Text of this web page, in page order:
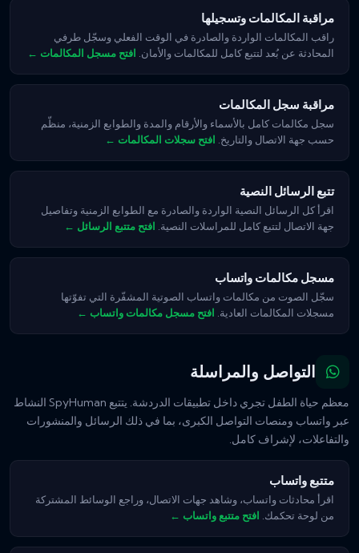
مراقبة المكالمات وتسجيلها
راقب المكالمات الواردة والصادرة في الوقت الفعلي وسجّل طرفي
المحادثة عن بُعد لتتبع كامل للمكالمات والأمان. افتح مسجل المكالمات ←
مراقبة سجل المكالمات
سجل مكالمات كامل بالأسماء والأرقام والمدة والطوابع الزمنية، منظّم
حسب جهة الاتصال والتاريخ. افتح سجلات المكالمات ←
تتبع الرسائل النصية
اقرأ كل الرسائل النصية الواردة والصادرة مع الطوابع الزمنية وتفاصيل
جهة الاتصال لتتبع كامل للمراسلات النصية. افتح متتبع الرسائل ←
مسجل مكالمات واتساب
سجّل الصوت من مكالمات واتساب الصوتية المشفّرة التي تفوّتها
مسجلات المكالمات العادية. افتح مسجل مكالمات واتساب ←
التواصل والمراسلة
معظم حياة الطفل تجري داخل تطبيقات الدردشة. يتتبع SpyHuman النشاط
عبر واتساب ومنصات التواصل الكبرى، بما في ذلك الرسائل والمنشورات
والتفاعلات، لإشراف كامل.
متتبع واتساب
اقرأ محادثات واتساب، وشاهد جهات الاتصال، وراجع الوسائط المشتركة
من لوحة تحكمك. افتح متتبع واتساب ←